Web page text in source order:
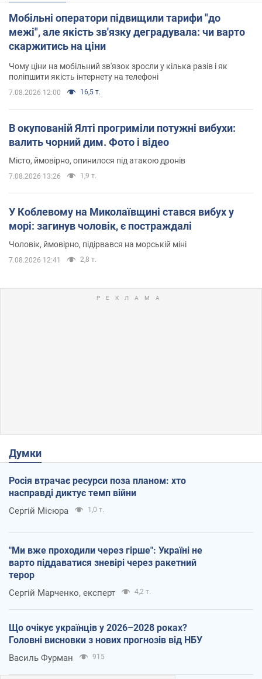
Мобільні оператори підвищили тарифи "до
межі", але якість зв'язку деградувала: чи варто
скаржитись на ціни
Чому ціни на мобільний зв'язок зросли у кілька разів і як
поліпшити якість інтернету на телефоні
7.08.2026 12:00 16,5 т.
В окупованій Ялті прогриміли потужні вибухи:
валить чорний дим. Фото і відео
Місто, ймовірно, опинилося під атакою дронів
7.08.2026 13:26 1,9 т.
У Коблевому на Миколаївщині стався вибух у
морі: загинув чоловік, є постраждалі
Чоловік, ймовірно, підірвався на морській міні
7.08.2026 12:41 2,8 т.
Думки
Росія втрачає ресурси поза планом: хто
насправді диктує темп війни
Сергій Місюра 1,0 т.
"Ми вже проходили через гірше": Україні не
варто піддаватися зневірі через ракетний
терор
Сергій Марченко, експерт 4,2 т.
Що очікує українців у 2026–2028 роках?
Головні висновки з нових прогнозів від НБУ
Василь Фурман 915